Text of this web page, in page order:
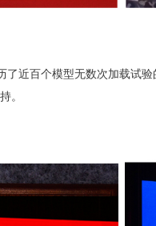
近百个模型无数次加载试
。